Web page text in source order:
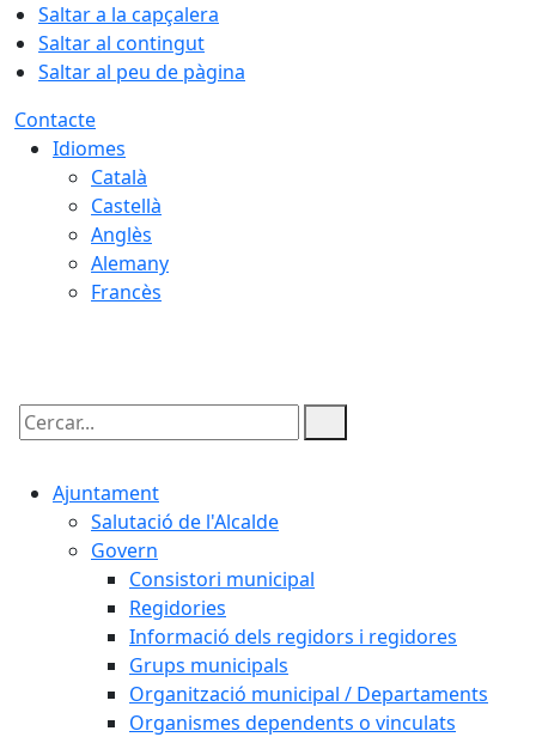
Saltar a la capçalera
Saltar al contingut
Saltar al peu de pàgina
Contacte
Idiomes
Català
Castellà
Anglès
Alemany
Francès
Cercar:
Ajuntament
Salutació de l'Alcalde
Govern
Consistori municipal
Regidories
Informació dels regidors i regidores
Grups municipals
Organització municipal / Departaments
Organismes dependents o vinculats